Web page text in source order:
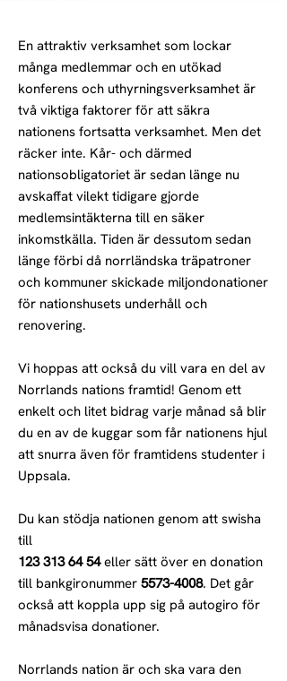
En attraktiv verksamhet som lockar
många medlemmar och en utökad
konferens och uthyrningsverksamhet är
två viktiga faktorer för att säkra
nationens fortsatta verksamhet. Men det
räcker inte. Kår- och därmed
nationsobligatoriet är sedan länge nu
avskaffat vilekt tidigare gjorde
medlemsintäkterna till en säker
inkomstkälla. Tiden är dessutom sedan
länge förbi då norrländska träpatroner
och kommuner skickade miljondonationer
för nationshusets underhåll och
renovering.
Vi hoppas att också du vill vara en del av
Norrlands nations framtid! Genom ett
enkelt och litet bidrag varje månad så blir
du en av de kuggar som får nationens hjul
att snurra även för framtidens studenter i
Uppsala.
Du kan stödja nationen genom att swisha
till
123 313 64 54eller sätt över en donation
till bankgironummer 5573-4008. Det går
också att koppla upp sig på autogiro för
månadsvisa donationer.
Norrlands nation är och ska vara den